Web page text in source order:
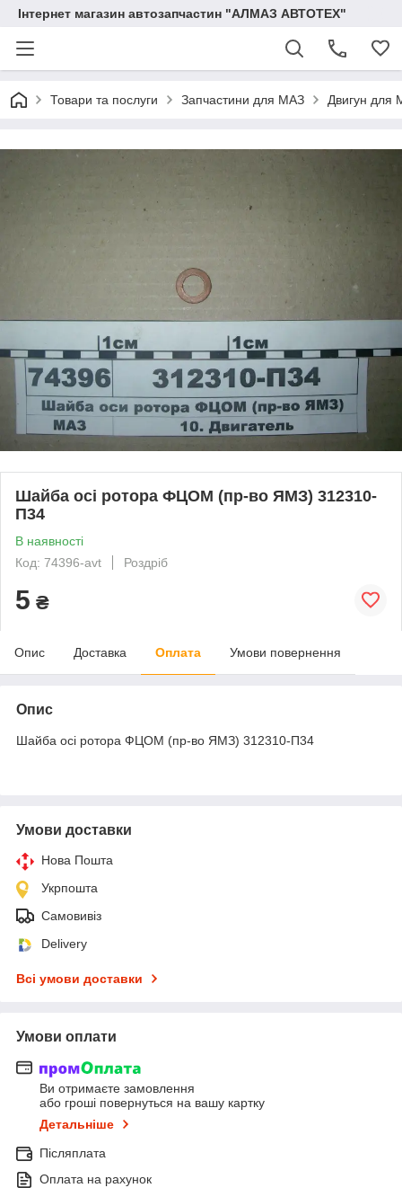
Інтернет магазин автозапчастин "АЛМАЗ АВТОТЕХ"
Товари та послуги Запчастини для МАЗ Двигун для
Шайба осі ротора ФЦОМ (пр-во ЯМЗ) 312310-
П34
В наявності
Код: 74396-avt
Роздріб
5 ₴
Опис Доставка Оплата Умови повернення
Опис
Шайба осі ротора ФЦОМ (пр-во ЯМЗ) 312310-П34
Умови доставки
Нова Пошта
Укрпошта
Самовивіз
Delivery
Всі умови доставки
Умови оплати
Ви отримаєте замовлення
або гроші повернуться на вашу картку
Детальніше
Післяплата
Оплата на рахунок